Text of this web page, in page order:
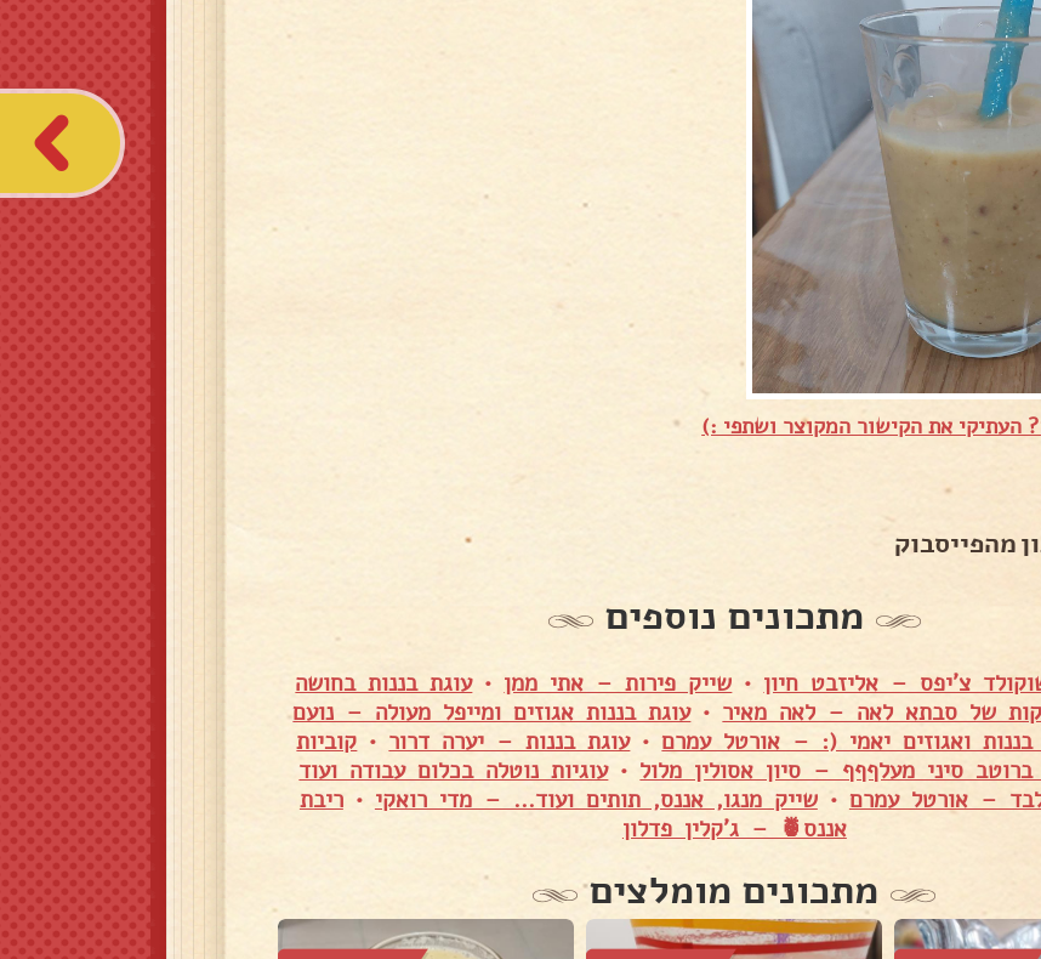
העתיקי את הקישור המקוצר ושתפי :)
מהפייסבוק
מתכונים נוספים
צ'יפס – אליזבט חיון • שייק פירות – אתי ממן •עוגת בננות בחושה
•עוגת בננות אגוזים ומייפל מעולה – נועם
בננות ואגוזים יאמי (: – אורטל עמרם•עוגת בננות – יערה דרור • קוביות
סיני מעלףףף – סיון אסולין מלול •עוגיות נוטלה בכלום עבודה ועוד
•שייק מנגו, אננס, תותים ועוד... – מדי רואקי •ריבת
אננס🍍 – ג'קלין פדלון
מתכונים מומלצים